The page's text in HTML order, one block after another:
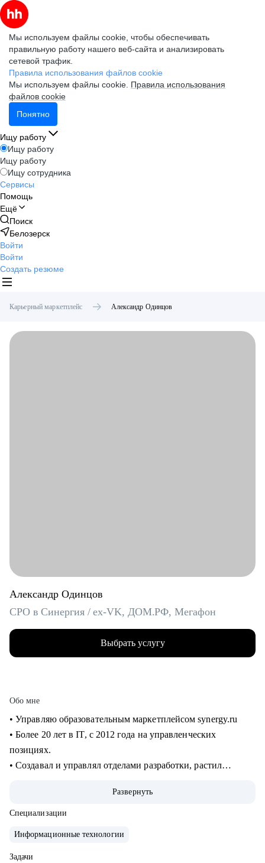
Мы используем файлы cookie, чтобы обеспечивать
правильную работу нашего веб-сайта и анализировать
сетевой трафик.
Правила использования файлов cookie
Мы используем файлы cookie. Правила использования
файлов cookie
Понятно
Ищу работу
Ищу работу
Ищу работу
Ищу сотрудника
Сервисы
Помощь
Ещё
Поиск
Белозерск
Войти
Войти
Создать резюме
Карьерный маркетплейс Александр Одинцов
Александр Одинцов
CPO в Синергия / ex-VK, ДОМ.РФ, Мегафон
Выбрать услугу
Обо мне
• Управляю образовательным маркетплейсом synergy.ru
• Более 20 лет в IT, c 2012 года на управленческих
позициях.
• Создавал и управлял отделами разработки, растил
• Запускал b2b продукт от идеи до масштабирования.
NPS, Revenue.
• Занимаюсь наймом людей в команды: провел более 600
Развернуть
Специализации
Информационные технологии
Задачи